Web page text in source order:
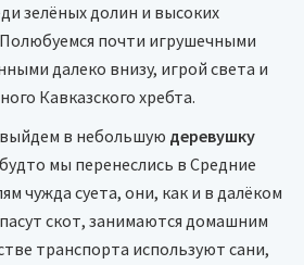
зелёных долин и высоких
почти игрушечными
далеко внизу, игрой света и
Кавказского хребта.
в небольшую деревушку
мы перенеслись в Средние
чужда суета, они, как и в далёком
скот, занимаются домашним
транспорта используют сани,